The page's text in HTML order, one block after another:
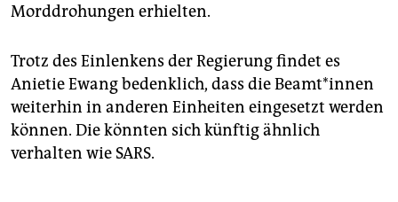
Morddrohungen erhielten.
Trotz des Einlenkens der Regierung findet es
Anietie Ewang bedenklich, dass die Beamt*innen
weiterhin in anderen Einheiten eingesetzt werden
können. Die könnten sich künftig ähnlich
verhalten wie SARS.